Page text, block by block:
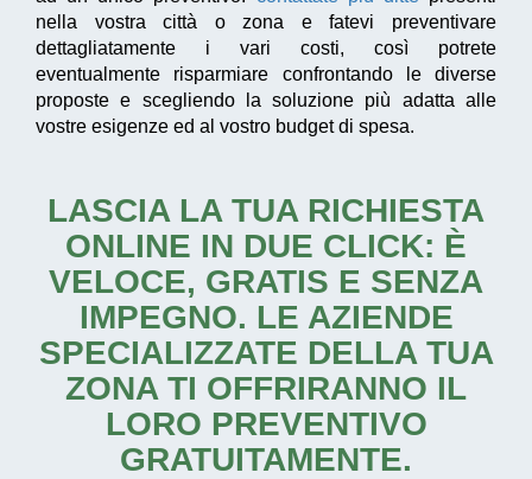
nella vostra città o zona e fatevi preventivare
dettagliatamente i vari costi, così potrete
eventualmente risparmiare confrontando le diverse
proposte e scegliendo la soluzione più adatta alle
vostre esigenze ed al vostro budget di spesa.
LASCIA LA TUA RICHIESTA
ONLINE IN DUE CLICK: È
VELOCE, GRATIS E SENZA
IMPEGNO. LE AZIENDE
SPECIALIZZATE DELLA TUA
ZONA TI OFFRIRANNO IL
LORO PREVENTIVO
GRATUITAMENTE.